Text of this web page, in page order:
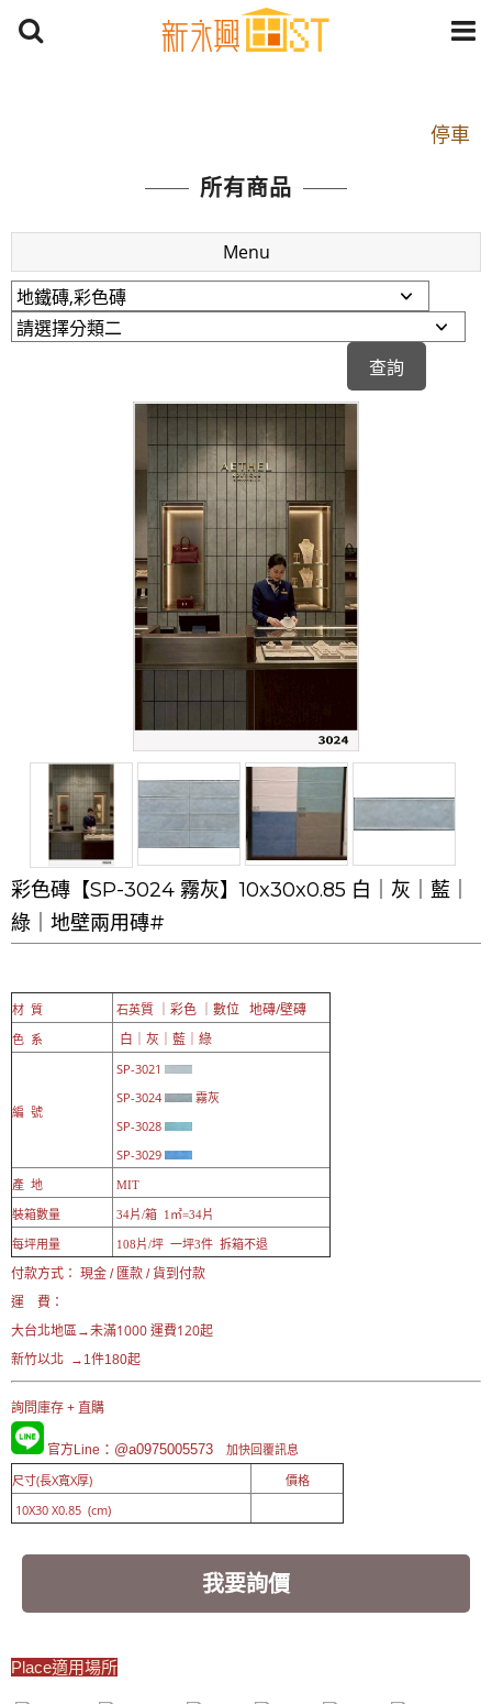
停車
捷運： 中和線【頂溪站 2 號出口】往中山路1段139
原Line已滿 無法加Line好友 請親愛的客戶加入
LINE官方帳號@a0975005573
開車：中山路1段 到永平路路口(樂華夜市口)門口可
停車
捷運： 中和線【頂溪站 2 號出口】往中山路1段139
原Line已滿 無法加Line好友 請親愛的客戶加入
LINE官方帳號@a0975005573
所有商品
Menu
彩色磚【SP-3024 霧灰】10x30x0.85 白｜灰｜藍｜
綠｜地壁兩用磚#
材 質 石英質 ｜彩色 ｜數位 地磚/壁磚
色 系 白｜灰｜藍｜綠
編 號
SP-3021
SP-3024
霧灰
SP-3028
SP-3029
產 地 MIT
裝箱數量 34片/箱 1㎡=34片
每坪用量 108片/坪 一坪3件 拆箱不退
付款方式： 現金 / 匯款 / 貨到付款
運 費：
大台北地區→未滿1000 運費120起
新竹以北 →1件180起
詢問庫存 + 直購
官方Line ：@a0975005573 加快回覆訊息
尺寸(長X寬X厚)
價格
10X30 X0.85 (cm)
我要詢價
Place適用場所